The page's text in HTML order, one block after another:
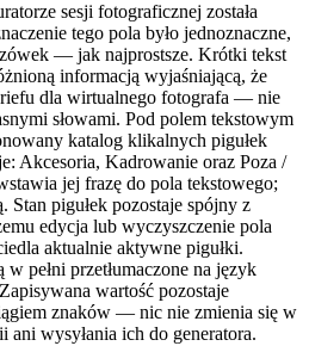
sesji fotograficznej została
tego pola było jednoznaczne,
— jak najprostsze. Krótki tekst
informacją wyjaśniającą, że
dla wirtualnego fotografa — nie
słowami. Pod polem tekstowym
katalog klikalnych pigułek
Akcesoria, Kadrowanie oraz Poza /
jej frazę do pola tekstowego;
pigułek pozostaje spójny z
edycja lub wyczyszczenie pola
aktualnie aktywne pigułki.
pełni przetłumaczone na język
wartość pozostaje
znaków — nic nie zmienia się w
ani wysyłania ich do generatora.